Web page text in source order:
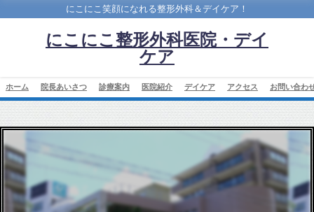
にこにこ笑顔になれる整形外科＆デイケア！
にこにこ整形外科医院・デイ
ケア
ホーム 院長あいさつ 診療案内 医院紹介 デイケア アクセス お問い合わ